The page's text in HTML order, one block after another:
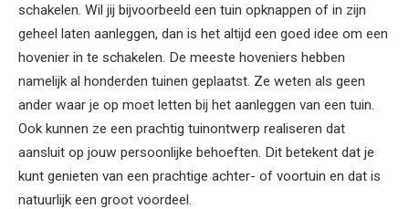
schakelen. Wil jij bijvoorbeeld een tuin opknappen of in zijn
geheel laten aanleggen, dan is het altijd een goed idee om een
hovenier in te schakelen. De meeste hoveniers hebben
namelijk al honderden tuinen geplaatst. Ze weten als geen
ander waar je op moet letten bij het aanleggen van een tuin.
Ook kunnen ze een prachtig tuinontwerp realiseren dat
aansluit op jouw persoonlijke behoeften. Dit betekent dat je
kunt genieten van een prachtige achter- of voortuin en dat is
natuurlijk een groot voordeel.